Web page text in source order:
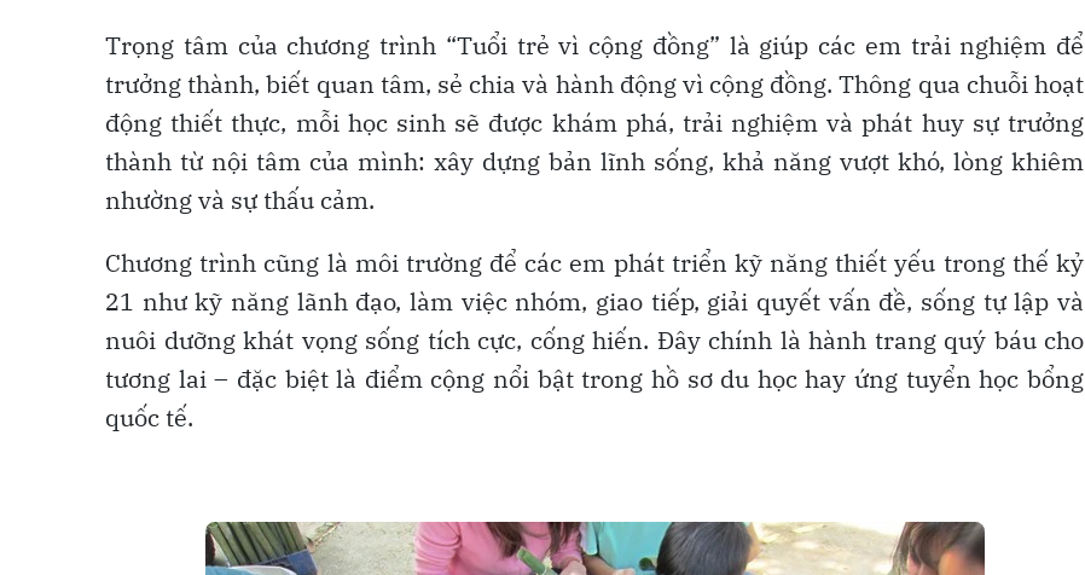
Trọng tâm của chương trình “Tuổi trẻ vì cộng đồng” là giúp các em trải nghiệm để
trưởng thành, biết quan tâm, sẻ chia và hành động vì cộng đồng. Thông qua chuỗi hoạt
động thiết thực, mỗi học sinh sẽ được khám phá, trải nghiệm và phát huy sự trưởng
thành từ nội tâm của mình: xây dựng bản lĩnh sống, khả năng vượt khó, lòng khiêm
nhường và sự thấu cảm.
Chương trình cũng là môi trường để các em phát triển kỹ năng thiết yếu trong thế kỷ
21 như kỹ năng lãnh đạo, làm việc nhóm, giao tiếp, giải quyết vấn đề, sống tự lập và
nuôi dưỡng khát vọng sống tích cực, cống hiến. Đây chính là hành trang quý báu cho
tương lai – đặc biệt là điểm cộng nổi bật trong hồ sơ du học hay ứng tuyển học bổng
quốc tế.